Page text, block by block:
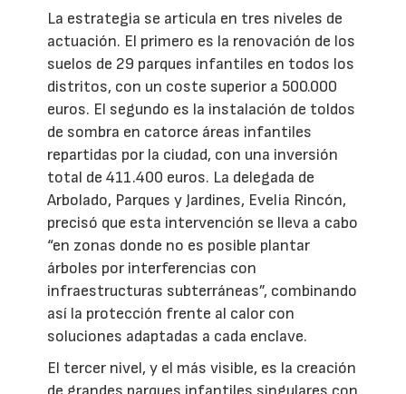
La estrategia se articula en tres niveles de
actuación. El primero es la renovación de los
suelos de 29 parques infantiles en todos los
distritos, con un coste superior a 500.000
euros. El segundo es la instalación de toldos
de sombra en catorce áreas infantiles
repartidas por la ciudad, con una inversión
total de 411.400 euros. La delegada de
Arbolado, Parques y Jardines, Evelia Rincón,
precisó que esta intervención se lleva a cabo
“en zonas donde no es posible plantar
árboles por interferencias con
infraestructuras subterráneas”, combinando
así la protección frente al calor con
soluciones adaptadas a cada enclave.
El tercer nivel, y el más visible, es la creación